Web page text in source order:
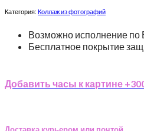
Категория: Коллаж из фотографий
Возможно исполнение
Бесплатное покрытие
Добавить часы к картине